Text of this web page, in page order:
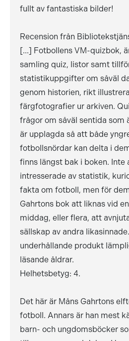
fullt av fantastiska bilder!
Recension från
[...] Fotbollens VM-quizbok,
samling quiz, listor samt
statistikuppgifter om såväl
genom historien, rikt
färgfotografier ur arkiven.
frågor om såväl sentida som
är upplagda så att både
fotbollsnördar kan delta i
finns längst bak i boken. Inte
intresserade av statistik,
fakta om fotboll, men för
Gahrtons bok att liknas vid
middag, eller flera, att
sällskap av andra
underhållande produkt
läsande åldrar.
Helhetsbetyg: 4.
Det här är Måns Gahrtons
fotboll. Annars är han mest
barn- och ungdomsböcker